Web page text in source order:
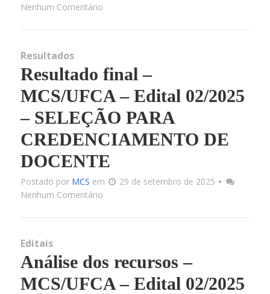
Nenhum Comentário
Resultados
Resultado final –
MCS/UFCA – Edital 02/2025
– SELEÇÃO PARA
CREDENCIAMENTO DE
DOCENTE
Postado por MCS em
29 de setembro de 2025
Nenhum Comentário
Editais
Análise dos recursos –
MCS/UFCA – Edital 02/2025